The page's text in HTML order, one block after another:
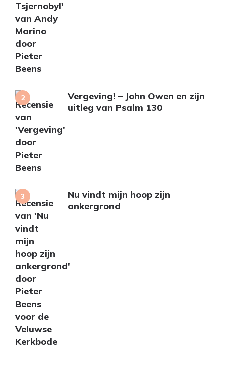
Vergeving! – John Owen en zijn
uitleg van Psalm 130
Nu vindt mijn hoop zijn
ankergrond